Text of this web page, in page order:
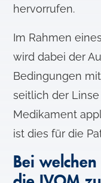
hervorrufen.
Im Rahmen
wird dabei der
Bedingungen
seitlich der
Medikament
ist dies für die
Bei